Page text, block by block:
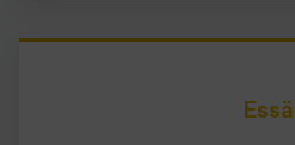
Essä